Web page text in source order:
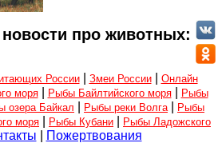
про животных:
России| Змеи России| Онлайн
моря| Рыбы Байлтийского моря|
Рыбы
озера Байкал Рыбы реки Волга
Рыбы
моря Рыбы Кубани
Рыбы Ладожского
Пожертвования